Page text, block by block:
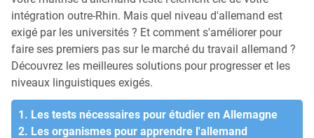
intégration outre-Rhin. Mais quel niveau d'allemand est
exigé par les universités ? Et comment s'améliorer pour
faire ses premiers pas sur le marché du travail allemand ?
Découvrez les meilleures solutions pour progresser et les
niveaux linguistiques exigés.
1. Les tests nécessaires pour étudier en Allemagne
2. Les organismes pour apprendre l'allemand